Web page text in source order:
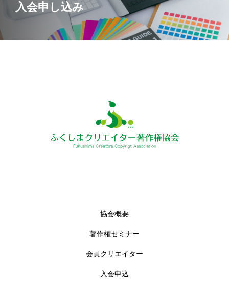
入会申し込み
協会概要
著作権セミナー
会員クリエイター
入会申込